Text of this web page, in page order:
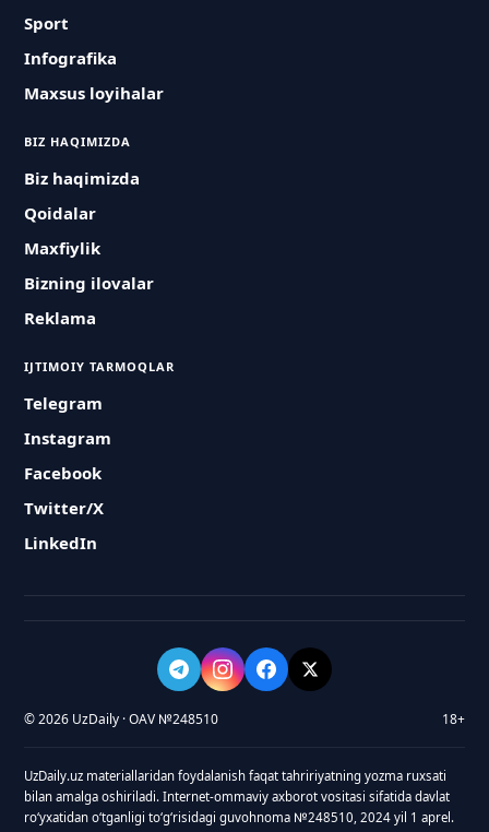
Sport
Infografika
Maxsus loyihalar
BIZ HAQIMIZDA
Biz haqimizda
Qoidalar
Maxfiylik
Bizning ilovalar
Reklama
IJTIMOIY TARMOQLAR
Telegram
Instagram
Facebook
Twitter/X
LinkedIn
© 2026 UzDaily · OAV №248510 18+
UzDaily.uz materiallaridan foydalanish faqat tahririyatning yozma ruxsati
bilan amalga oshiriladi. Internet-ommaviy axborot vositasi sifatida davlat
roʻyxatidan oʻtganligi toʻgʻrisidagi guvohnoma №248510, 2024 yil 1 aprel.